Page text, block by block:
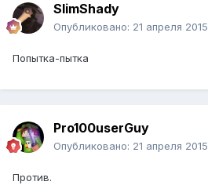
SlimShady
Опубликовано: 21 апреля 2015
Попытка-пытка
Pro100userGuy
Опубликовано: 21 апреля 2015
Против.